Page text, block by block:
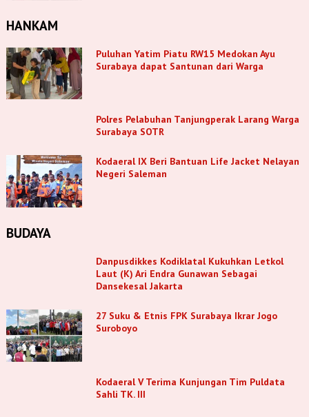
HANKAM
Puluhan Yatim Piatu RW15 Medokan Ayu
Surabaya dapat Santunan dari Warga
Polres Pelabuhan Tanjungperak Larang Warga
Surabaya SOTR
Kodaeral IX Beri Bantuan Life Jacket Nelayan
Negeri Saleman
BUDAYA
Danpusdikkes Kodiklatal Kukuhkan Letkol
Laut (K) Ari Endra Gunawan Sebagai
Dansekesal Jakarta
27 Suku & Etnis FPK Surabaya Ikrar Jogo
Suroboyo
Kodaeral V Terima Kunjungan Tim Puldata
Sahli TK. III